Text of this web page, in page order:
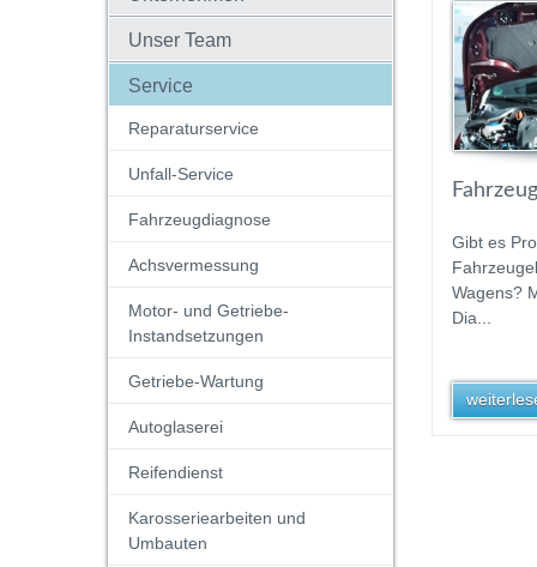
Unser Team
Service
Reparaturservice
Unfall-Service
Fahrzeugdiagnose
Achsvermessung
Motor- und Getriebe-
Instandsetzungen
Getriebe-Wartung
Autoglaserei
Reifendienst
Karosseriearbeiten und
Umbauten
Gibt es
Wagens?
Dia...